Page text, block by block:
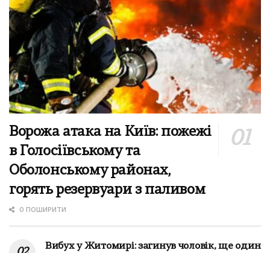
Ворожа атака на Київ: пожежі
в Голосіївському та
Оболонському районах,
горять резервуари з паливом
0 ПОШИРИТИ
Вибух у Житомирі: загинув чоловік, ще один